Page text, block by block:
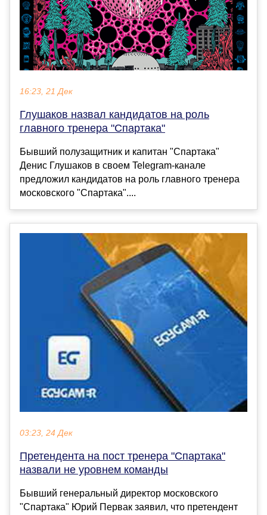
16:23, 21 Дек
Глушаков назвал кандидатов на роль
главного тренера "Спартака"
Бывший полузащитник и капитан "Спартака"
Денис Глушаков в своем Telegram-канале
предложил кандидатов на роль главного тренера
московского "Спартака"....
03:23, 24 Дек
Претендента на пост тренера "Спартака"
назвали не уровнем команды
Бывший генеральный директор московского
"Спартака" Юрий Первак заявил, что претендент